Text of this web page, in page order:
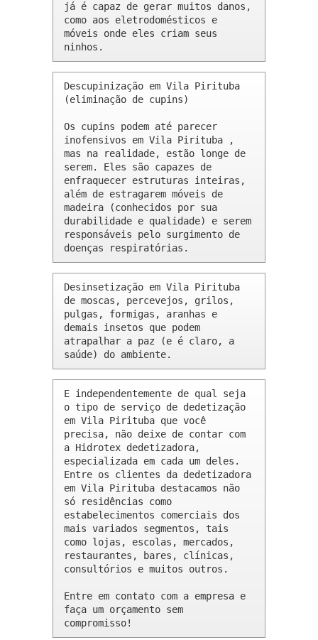
já é capaz de gerar muitos danos,
como aos eletrodomésticos e
móveis onde eles criam seus
ninhos.
Descupinização em Vila Pirituba
(eliminação de cupins)
Os cupins podem até parecer
inofensivos em Vila Pirituba ,
mas na realidade, estão longe de
serem. Eles são capazes de
enfraquecer estruturas inteiras,
além de estragarem móveis de
madeira (conhecidos por sua
durabilidade e qualidade) e serem
responsáveis pelo surgimento de
doenças respiratórias.
Desinsetização em Vila Pirituba
de moscas, percevejos, grilos,
pulgas, formigas, aranhas e
demais insetos que podem
atrapalhar a paz (e é claro, a
saúde) do ambiente.
E independentemente de qual seja
o tipo de serviço de dedetização
em Vila Pirituba que você
precisa, não deixe de contar com
a Hidrotex dedetizadora,
especializada em cada um deles.
Entre os clientes da dedetizadora
em Vila Pirituba destacamos não
só residências como
estabelecimentos comerciais dos
mais variados segmentos, tais
como lojas, escolas, mercados,
restaurantes, bares, clínicas,
consultórios e muitos outros.
Entre em contato com a empresa e
faça um orçamento sem
compromisso!